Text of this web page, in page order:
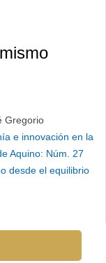
Gregorio
e innovación en la
Aquino: Núm. 27
desde el equilibrio